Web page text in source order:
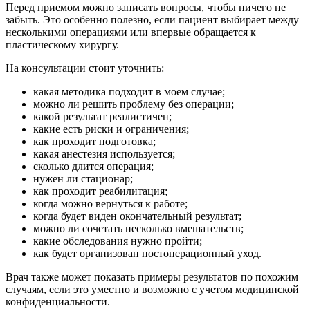
Перед приемом можно записать вопросы, чтобы ничего не
забыть. Это особенно полезно, если пациент выбирает между
несколькими операциями или впервые обращается к
пластическому хирургу.
На консультации стоит уточнить:
какая методика подходит в моем случае;
можно ли решить проблему без операции;
какой результат реалистичен;
какие есть риски и ограничения;
как проходит подготовка;
какая анестезия используется;
сколько длится операция;
нужен ли стационар;
как проходит реабилитация;
когда можно вернуться к работе;
когда будет виден окончательный результат;
можно ли сочетать несколько вмешательств;
какие обследования нужно пройти;
как будет организован постоперационный уход.
Врач также может показать примеры результатов по похожим
случаям, если это уместно и возможно с учетом медицинской
конфиденциальности.